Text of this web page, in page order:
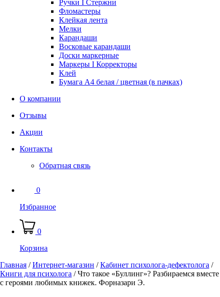
Ручки I Стержни
Фломастеры
Клейкая лента
Мелки
Карандаши
Восковые карандаши
Доски маркерные
Маркеры I Корректоры
Клей
Бумага А4 белая / цветная (в пачках)
О компании
Отзывы
Акции
Контакты
Обратная связь
0
Избранное
0
Корзина
Главная /Интернет-магазин /Кабинет психолога-дефектолога /
Книги для психолога /Что такое «Буллинг»? Разбираемся вместе
с героями любимых книжек. Форназари Э.